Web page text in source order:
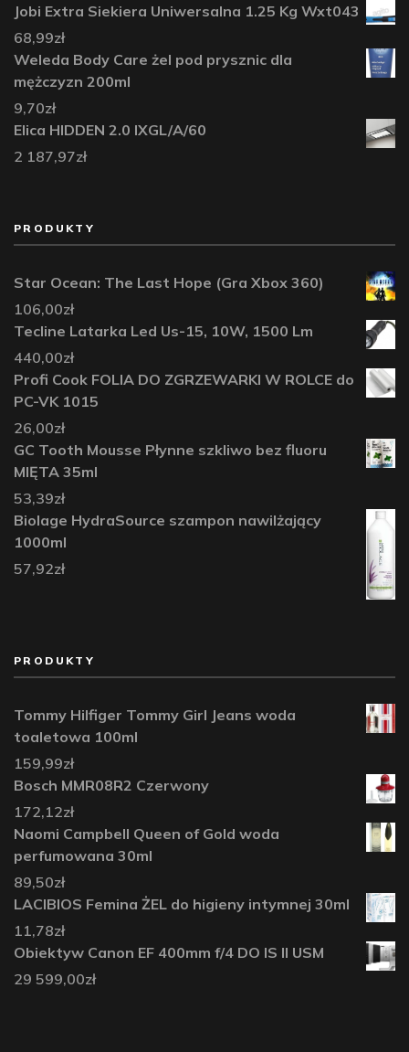
Jobi Extra Siekiera Uniwersalna 1.25 Kg Wxt043
68,99zł
Weleda Body Care żel pod prysznic dla
mężczyzn 200ml
9,70zł
Elica HIDDEN 2.0 IXGL/A/60
2 187,97zł
PRODUKTY
Star Ocean: The Last Hope (Gra Xbox 360)
106,00zł
Tecline Latarka Led Us-15, 10W, 1500 Lm
440,00zł
Profi Cook FOLIA DO ZGRZEWARKI W ROLCE do
PC-VK 1015
26,00zł
GC Tooth Mousse Płynne szkliwo bez fluoru
MIĘTA 35ml
53,39zł
Biolage HydraSource szampon nawilżający
1000ml
57,92zł
PRODUKTY
Tommy Hilfiger Tommy Girl Jeans woda
toaletowa 100ml
159,99zł
Bosch MMR08R2 Czerwony
172,12zł
Naomi Campbell Queen of Gold woda
perfumowana 30ml
89,50zł
LACIBIOS Femina ŻEL do higieny intymnej 30ml
11,78zł
Obiektyw Canon EF 400mm f/4 DO IS II USM
29 599,00zł